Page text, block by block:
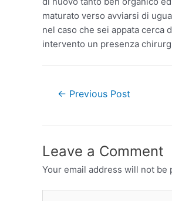
maturato verso avviarsi di
nel caso che sei appata cerca
intervento un presenza
← Previous Post
Leave a Comment
Your email address will not be